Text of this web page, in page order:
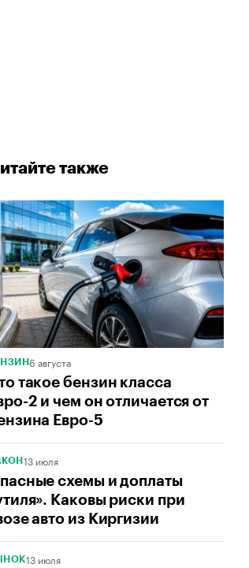
также
6 августа
такое бензин класса
2 и чем он отличается от
Евро-5
13 июля
схемы и доплаты
Каковы риски при
авто из Киргизии
13 июля